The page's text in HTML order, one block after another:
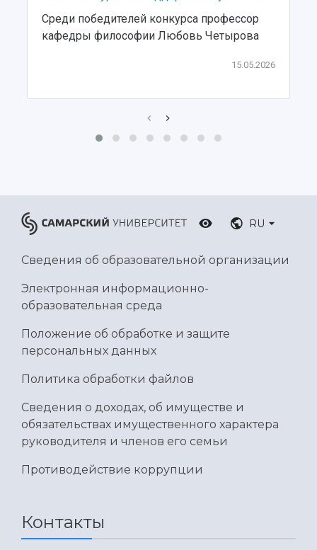
Ботанический сад
Умный дом бабочек
Среди победителей конкурса профессор
кафедры философии Любовь Четырова
15.05.2026
RU
Сведения об образовательной организации
Электронная информационно-
образовательная среда
Положение об обработке и защите
персональных данных
Политика обработки файлов
Сведения о доходах, об имуществе и
обязательствах имущественного характера
руководителя и членов его семьи
Противодействие коррупции
Контакты